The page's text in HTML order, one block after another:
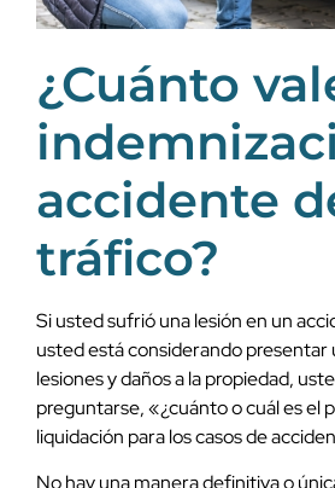
¿Cuánto
accidente
tráfico?
Si usted sufrió una lesión en un
usted está considerando presentar
lesiones y daños a la propiedad,
preguntarse, «¿cuánto o cuál es el
liquidación para los casos de
No hay una manera definitiva o